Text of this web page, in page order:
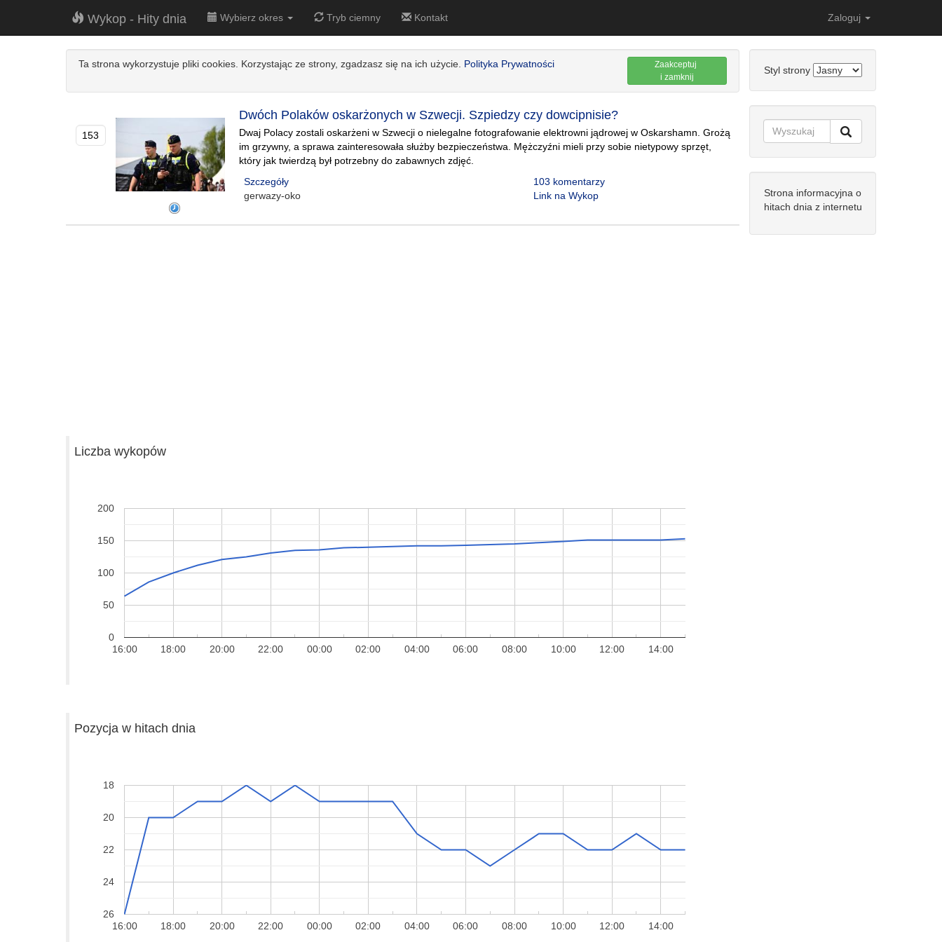
Wykop - Hity dnia Wybierz okres Tryb ciemny Kontakt Zaloguj
Ta strona wykorzystuje pliki cookies. Korzystając ze strony, zgadzasz się na ich użycie. Polityka Prywatności
Zaakceptuj
i zamknij
153
Dwóch Polaków oskarżonych w Szwecji. Szpiedzy czy dowcipnisie?
Dwaj Polacy zostali oskarżeni w Szwecji o nielegalne fotografowanie elektrowni jądrowej w Oskarshamn. Grożą
im grzywny, a sprawa zainteresowała służby bezpieczeństwa. Mężczyźni mieli przy sobie nietypowy sprzęt,
który jak twierdzą był potrzebny do zabawnych zdjęć.
Szczegóły
gerwazy-oko
103 komentarzy
Link na Wykop
Liczba wykopów
16:00 18:00 20:00 22:00 00:00 02:00 04:00 06:00 08:00 10:00 12:00 14:00
0
50
100
150
200
Pozycja w hitach dnia
16:00 18:00 20:00 22:00 00:00 02:00 04:00 06:00 08:00 10:00 12:00 14:00
18
20
22
24
26
Styl strony
Strona informacyjna o
hitach dnia z internetu